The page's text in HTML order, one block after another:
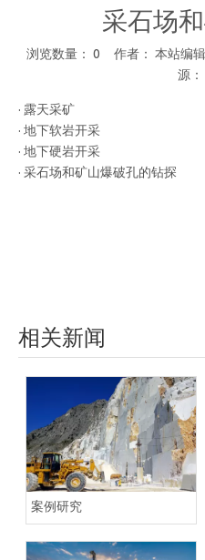
采石场
浏览数量： 0 作者： 本站编
源：
· 露天采矿
· 地下软岩开采
· 地下硬岩开采
· 采石场和矿山爆破孔的钻探
相关新闻
案例研究